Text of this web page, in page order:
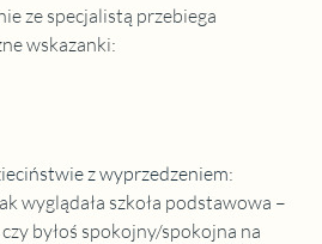
ze specjalistą przebiega
wskazanki:
z wyprzedzeniem:
wyglądała szkoła podstawowa –
byłoś spokojny/spokojna na